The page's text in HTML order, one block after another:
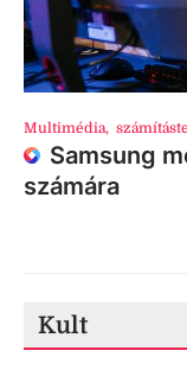
Multimédia,
Samsung
számára
Kult